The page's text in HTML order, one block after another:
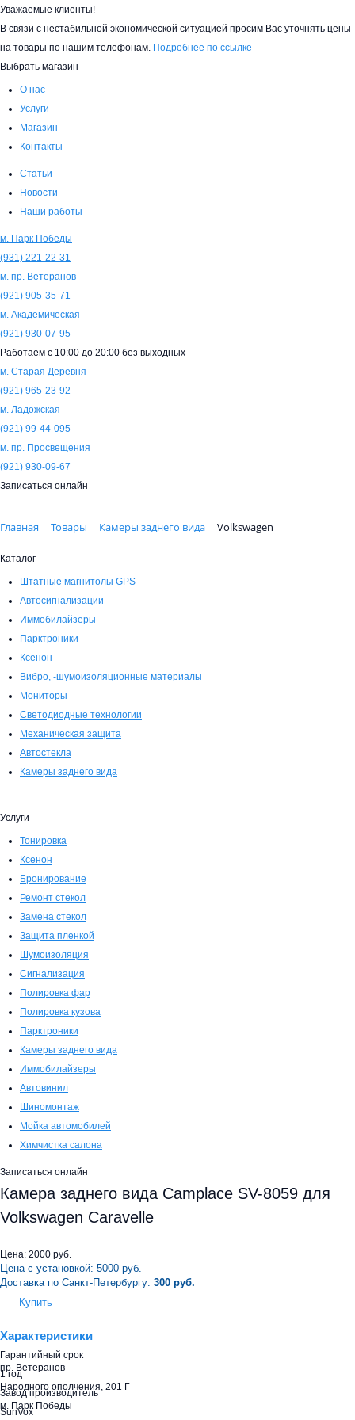
Уважаемые клиенты!
В связи с нестабильной экономической ситуацией просим Вас уточнять цены
на товары по нашим телефонам. Подробнее по ссылке
Выбрать магазин
О нас
Услуги
Магазин
Контакты
Статьи
Новости
Наши работы
м. Парк Победы
(931) 221-22-31
м. пр. Ветеранов
(921) 905-35-71
м. Академическая
(921) 930-07-95
Работаем с 10:00 до 20:00 без выходных
м. Старая Деревня
(921) 965-23-92
м. Ладожская
(921) 99-44-095
м. пр. Просвещения
(921) 930-09-67
Записаться онлайн
Главная Товары Камеры заднего вида Volkswagen
Каталог
Штатные магнитолы GPS
Автосигнализации
Иммобилайзеры
Парктроники
Ксенон
Вибро, -шумоизоляционные материалы
Мониторы
Светодиодные технологии
Механическая защита
Автостекла
Камеры заднего вида
Услуги
Тонировка
Ксенон
Бронирование
Ремонт стекол
Замена стекол
Защита пленкой
Шумоизоляция
Сигнализация
Полировка фар
Полировка кузова
Парктроники
Камеры заднего вида
Иммобилайзеры
Автовинил
Шиномонтаж
Мойка автомобилей
Химчистка салона
Записаться онлайн
Камера заднего вида Camplace SV-8059 для
Volkswagen Caravelle
Цена: 2000 руб.
Цена с установкой: 5000 руб.
Доставка по Санкт-Петербургу: 300 руб.
Купить
Характеристики
Гарантийный срок
1 год
Завод производитель
SunVox
пр. Ветеранов
Народного ополчения, 201 Г
м. Парк Победы